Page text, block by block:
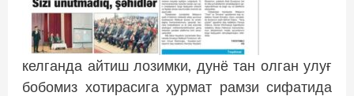
келганда айтиш лозимки, дунё тан олган улуғ
бобомиз хотирасига ҳурмат рамзи сифатида